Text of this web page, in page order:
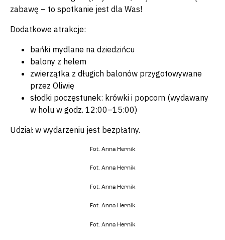
zabawę – to spotkanie jest dla Was!
Dodatkowe atrakcje:
bańki mydlane na dziedzińcu
balony z helem
zwierzątka z długich balonów przygotowywane
przez Oliwię
słodki poczęstunek: krówki i popcorn (wydawany
w holu w godz. 12:00–15:00)
Udział w wydarzeniu jest bezpłatny.
Fot. Anna Hernik
Fot. Anna Hernik
Fot. Anna Hernik
Fot. Anna Hernik
Fot. Anna Hernik